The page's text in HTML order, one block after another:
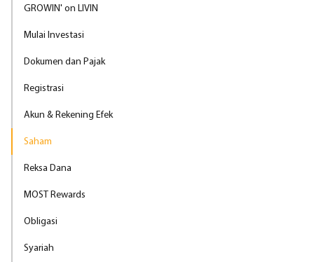
GROWIN' on LIVIN
Mulai Investasi
Dokumen dan Pajak
Registrasi
Akun & Rekening Efek
Saham
Reksa Dana
MOST Rewards
Obligasi
Syariah